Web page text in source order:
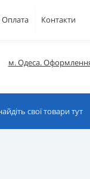
Оплата Контакти
м. Одеса.